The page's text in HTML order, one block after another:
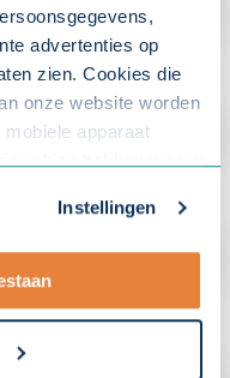
advertenties op
zien. Cookies die
onze website worden
apparaat
wij uw gegevens
en onze
Instellingen